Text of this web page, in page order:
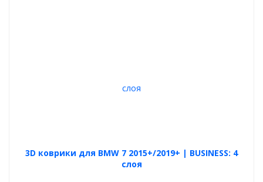
3D коврики для BMW 7 2015+/2019+ | BUSINESS: 4
слоя